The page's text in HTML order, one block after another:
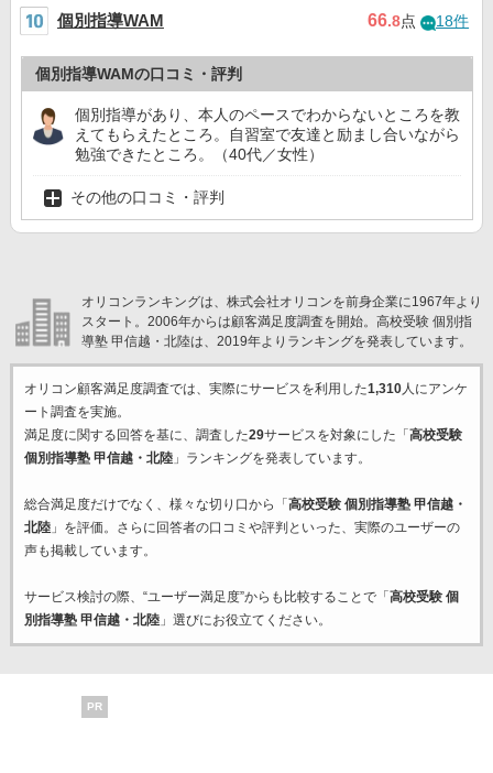
個別指導WAM 66.8点 18件
個別指導WAMの口コミ・評判
個別指導があり、本人のペースでわからないところを教
えてもらえたところ。自習室で友達と励まし合いながら
勉強できたところ。（40代／女性）
その他の口コミ・評判
オリコンランキングは、株式会社オリコンを前身企業に1967年より
スタート。2006年からは顧客満足度調査を開始。高校受験 個別指
導塾 甲信越・北陸は、2019年よりランキングを発表しています。
オリコン顧客満足度調査では、実際にサービスを利用した1,310人にアンケ
ート調査を実施。
満足度に関する回答を基に、調査した29サービスを対象にした「 高校受験
個別指導塾 甲信越・北陸」ランキングを発表しています。
総合満足度だけでなく、様々な切り口から「 高校受験 個別指導塾 甲信越・
北陸」を評価。さらに回答者の口コミや評判といった、実際のユーザーの
声も掲載しています。
サービス検討の際、“ユーザー満足度”からも比較することで「 高校受験 個
別指導塾 甲信越・北陸」選びにお役立てください。
PR